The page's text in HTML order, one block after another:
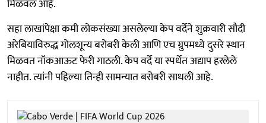
मिळवलं आहे.
सहा लाखांपेक्षा कमी लोकसंख्या असलेल्या केप वर्देने शुक्रवारी सौदी
अरेबियाविरुद्ध गोलशून्य बरोबरी केली आणि एच ग्रुपमध्ये दुसरे स्थान
मिळवत नॉकआऊट फेरी गाठली. केप वर्दे या स्पर्धेत अद्याप हरलेले
नाहीत. त्यांनी पहिल्या तिन्ही सामन्यात बरोबरी साधली आहे.